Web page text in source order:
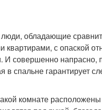
обладающие
квартирами, с опаской
И совершенно напрасно,
в спальне гарантирует
комнате расположены